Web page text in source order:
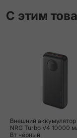
С этим
Внешний аккумулятор
NRG Turbo V4 10000
Вт чёрный